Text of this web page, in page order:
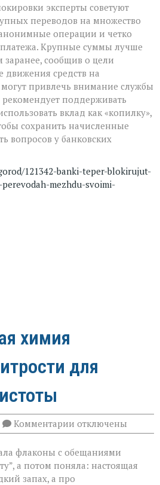
эксперты советуют
переводов на множество
операции и четко
Крупные суммы лучше
заранее, сообщив о цели
движения средств на
привлечь внимание службы
рекомендует поддерживать
вклад как «копилку»,
сохранить начисленные
вопросов у банковских
121342-banki-teper-blokirujut-
mezhdu-svoimi-
химия
для
Комментарии к
записи
бытовая
химия
отключены
флаконы с обещаниями
а потом поняла: настоящая
запах, а про